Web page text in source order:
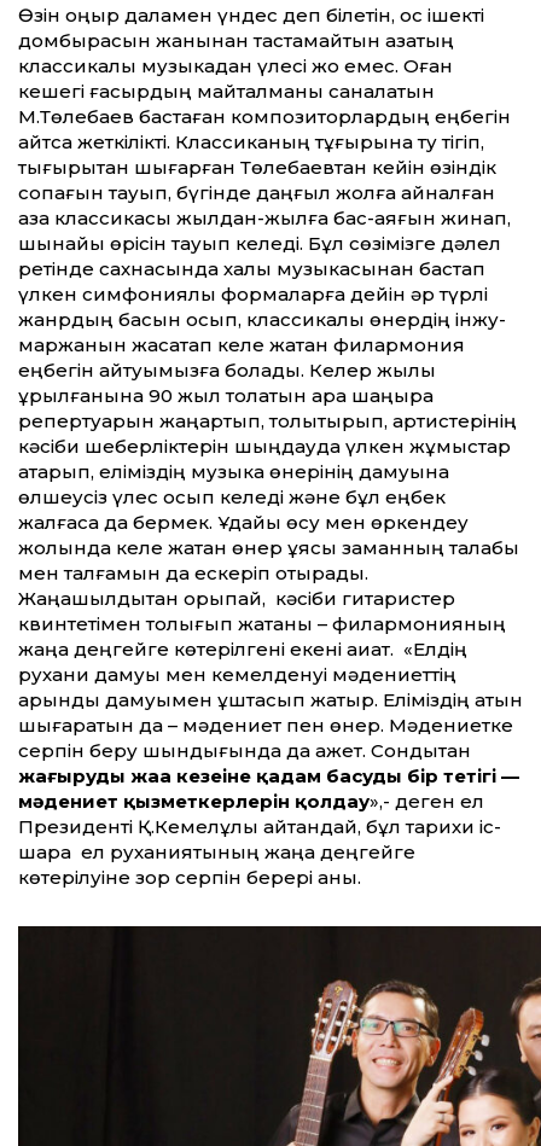
Өзін қоңыр даламен үндес деп білетін, қос ішекті
домбырасын жанынан тастамайтын қазақтың
классикалық музыкадан үлесі жоқ емес. Оған
кешегі ғасырдың майталманы саналатын
М.Төлебаев бастаған композиторлардың еңбегін
айтсақ жеткілікті. Классиканың тұғырына ту тігіп,
тығырықтан шығарған Төлебаевтан кейін өзіндік
соқпағын тауып, бүгінде даңғыл жолға айналған
қазақ классикасы жылдан-жылға бас-аяғын жинап,
шынайы өрісін тауып келеді. Бұл сөзімізге дәлел
ретінде сахнасында халық музыкасынан бастап
үлкен симфониялық формаларға дейін әр түрлі
жанрдың басын қосып, классикалық өнердің інжу-
маржанын жасақтап келе жатқан филармония
еңбегін айтуымызға болады. Келер жылы
құрылғанына 90 жыл толатын қара шаңырақ
репертуарын жаңартып, толықтырып, артистерінің
кәсіби шеберліктерін шыңдауда үлкен жұмыстар
атқарып, еліміздің музыка өнерінің дамуына
өлшеусіз үлес қосып келеді және бұл еңбек
жалғаса да бермек. Ұдайы өсу мен өркендеу
жолында келе жатқан өнер ұясы заманның талабы
мен талғамын да ескеріп отырады.
Жаңашылдықтан қорықпай, кәсіби гитаристер
квинтетімен толығып жатқаны – филармонияның
жаңа деңгейге көтерілгені екені ақиқат. «Елдің
рухани дамуы мен кемелденуі мәдениеттің
қарқынды дамуымен ұштасып жатыр. Еліміздің атын
шығаратын да – мәдениет пен өнер. Мәдениетке
серпін беру шындығында да қажет. Сондықтан
жаңғырудың жаңа кезеңіне қадам басудың бір тетігі —
мәдениет қызметкерлерін қолдау»,- деген ел
Президенті Қ.Кемелұлы айтқандай, бұл тарихи іс-
шара ел руханиятының жаңа деңгейге
көтерілуіне зор серпін берері анық.